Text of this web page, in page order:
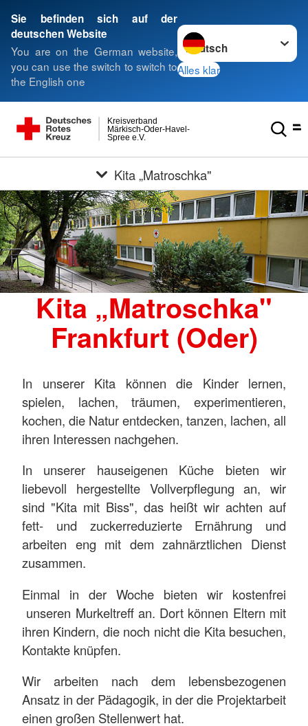
Sie befinden sich auf der
deutschen Website
You are on the German website,
you can use the switch to switch to
the English one
Sprache wechseln zu
Alles klar
Spree e.V.
Märkisch-Oder-Havel-
Kreisverband
Kita „Matroschka"
Kita „Matroschka"
Frankfurt (Oder)
In unserer Kita können die Kinder lernen,
spielen, lachen, träumen, experimentieren,
kochen, die Natur entdecken, tanzen, lachen, all
ihren Interessen nachgehen.
In unserer hauseigenen Küche bieten wir
liebevoll hergestellte Vollverpflegung an, wir
sind "Kita mit Biss", das heißt wir achten auf
fett- und zuckerreduzierte Ernährung und
arbeiten eng mit dem zahnärztlichen Dienst
zusammen.
Einmal in der Woche bieten wir kostenfrei
unseren Murkeltreff an. Dort können Eltern mit
ihren Kindern, die noch nicht die Kita besuchen,
Kontakte knüpfen.
Wir arbeiten nach dem lebensbezogenen
Ansatz in der Pädagogik, in der die Projektarbeit
einen großen Stellenwert hat.